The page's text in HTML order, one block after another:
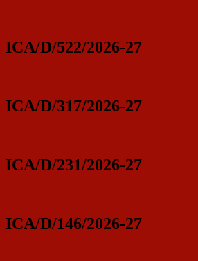
ICA/D/522/2026-27
ICA/D/317/2026-27
ICA/D/231/2026-27
ICA/D/146/2026-27